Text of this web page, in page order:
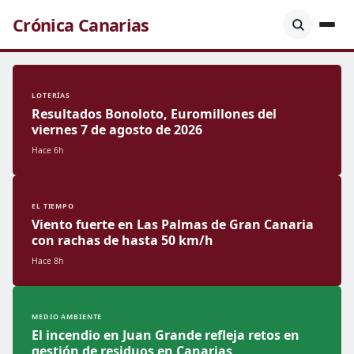
Crónica Canarias
LOTERÍAS
Resultados Bonoloto, Euromillones del
viernes 7 de agosto de 2026
Hace 6h
EL TIEMPO
Viento fuerte en Las Palmas de Gran Canaria
con rachas de hasta 50 km/h
Hace 8h
MEDIO AMBIENTE
El incendio en Juan Grande refleja retos en